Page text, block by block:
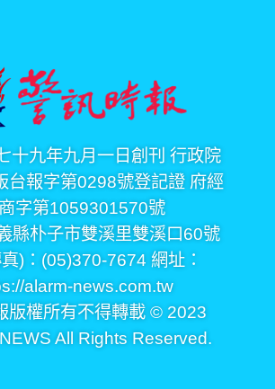
十九年九月一日創刊 行政院
台報字第0298號登記證 府經
字第1059301570號
縣朴子市雙溪里雙溪口60號
)：(05)370-7674 網址：
alarm-news.com.tw
版權所有不得轉載 © 2023
All Rights Reserved.